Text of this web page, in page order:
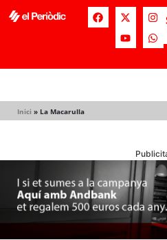
Inici » La Macarulla